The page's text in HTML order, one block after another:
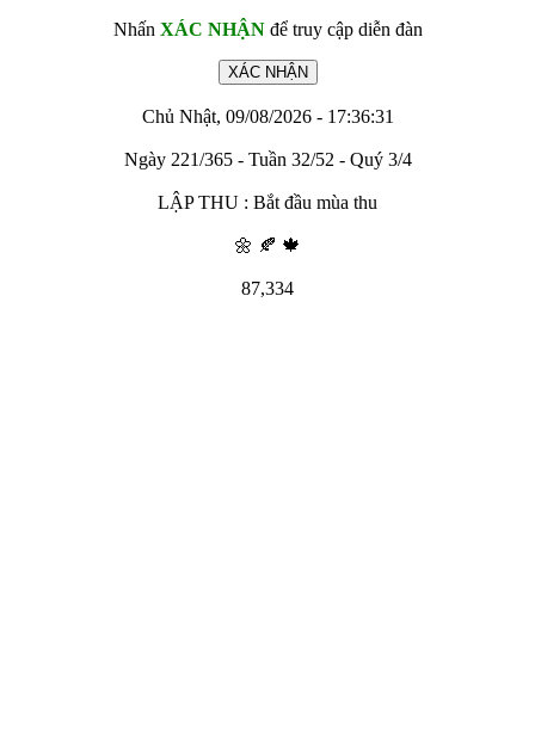
Nhấn XÁC NHẬNđể truy cập diễn đàn
Chủ Nhật, 09/08/2026 - 17:36:31
Ngày 221/365 - Tuần 32/52 - Quý 3/4
LẬP THU : Bắt đầu mùa thu
🌼 🍂 🍁
87,334